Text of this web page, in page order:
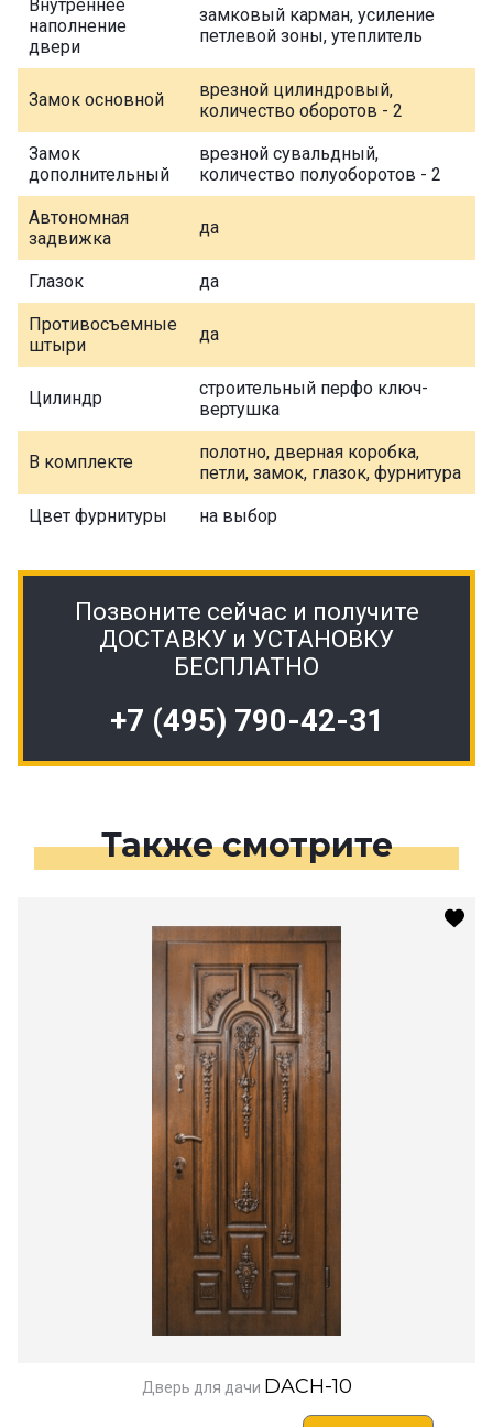
Внутреннее
наполнение
двери
замковый карман, усиление
петлевой зоны, утеплитель
Замок основной
врезной цилиндровый,
количество оборотов - 2
Замок
дополнительный
врезной сувальдный,
количество полуоборотов - 2
Автономная
задвижка
да
Глазок да
Противосъемные
штыри
да
Цилиндр
строительный перфо ключ-
вертушка
В комплекте
полотно, дверная коробка,
петли, замок, глазок, фурнитура
Цвет фурнитуры на выбор
Позвоните сейчас и получите
ДОСТАВКУ и УСТАНОВКУ
БЕСПЛАТНО
+7 (495) 790-42-31
Также смотрите
Дверь для дачи DACH-10